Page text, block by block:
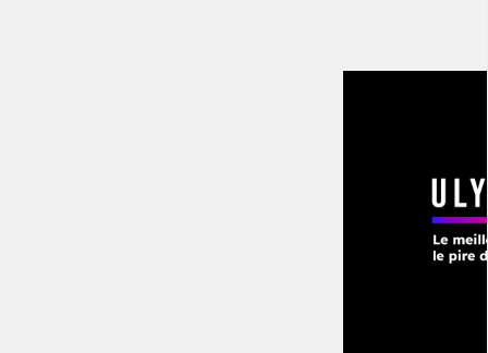
Des jeunes, pour la plupart, dont la passion est de